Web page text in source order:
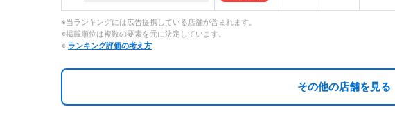
※当ランキングには広告提携している店舗が含まれます。
※掲載順位は複数の要素を元に決定しています。
※ ランキング評価の考え方
その他の店舗を見る